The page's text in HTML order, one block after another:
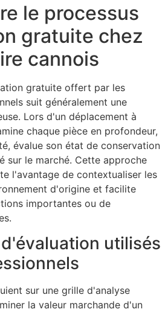
le processus
gratuite chez
cannois
gratuite offert par les
suit généralement une
Lors d'un déplacement à
chaque pièce en profondeur,
évalue son état de conservation
sur le marché. Cette approche
l'avantage de contextualiser les
d'origine et facilite
importantes ou de
utilisés
sur une grille d'analyse
la valeur marchande d'un